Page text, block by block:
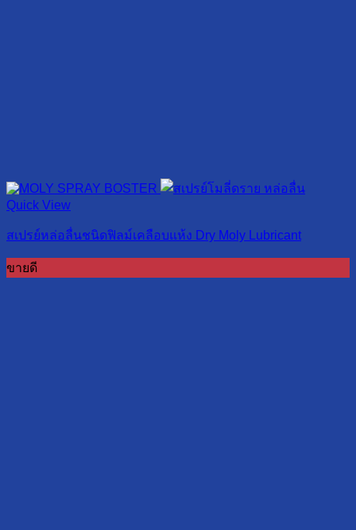
Quick View
สเปรย์หล่อลื่นชนิดฟิลม์เคลือบแห้ง Dry Moly Lubricant
ขายดี